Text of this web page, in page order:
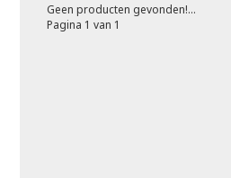
Geen producten gevonden!...
Pagina 1 van 1